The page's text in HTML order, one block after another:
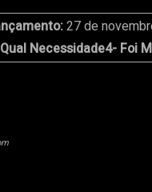
27 de
Necessidade4- Foi